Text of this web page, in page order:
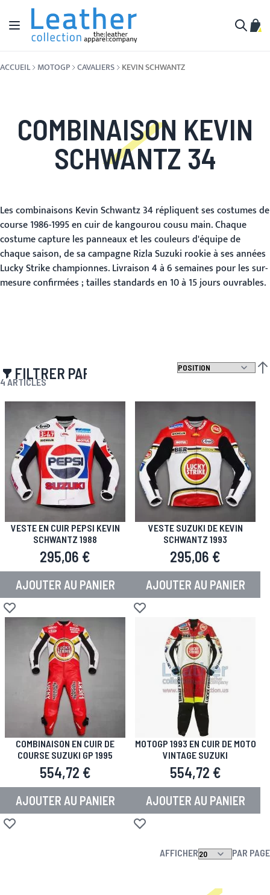
Aller au contenu
Affichage navigation
ACCUEIL MOTOGP CAVALIERS KEVIN SCHWANTZ
COMBINAISON KEVIN
SCHWANTZ 34
Les combinaisons Kevin Schwantz 34 répliquent ses costumes de
course 1986-1995 en cuir de kangourou cousu main. Chaque
costume capture les panneaux et les couleurs d'équipe de
chaque saison, de sa campagne Rizla Suzuki rookie à ses années
Lucky Strike championnes. Livraison 4 à 6 semaines pour les sur-
mesure confirmées ; tailles standards en 10 à 15 jours ouvrables.
FILTRER PAR
4ARTICLES
VESTE EN CUIR PEPSI KEVIN
SCHWANTZ 1988
295,06 €
AJOUTER AU PANIER
Ajouter à la liste d'achats
VESTE SUZUKI DE KEVIN
SCHWANTZ 1993
295,06 €
AJOUTER AU PANIER
Ajouter à la liste d'achats
COMBINAISON EN CUIR DE
COURSE SUZUKI GP 1995
554,72 €
AJOUTER AU PANIER
Ajouter à la liste d'achats
MOTOGP 1993 EN CUIR DE MOTO
VINTAGE SUZUKI
554,72 €
AJOUTER AU PANIER
Ajouter à la liste d'achats
AFFICHER PAR PAGE